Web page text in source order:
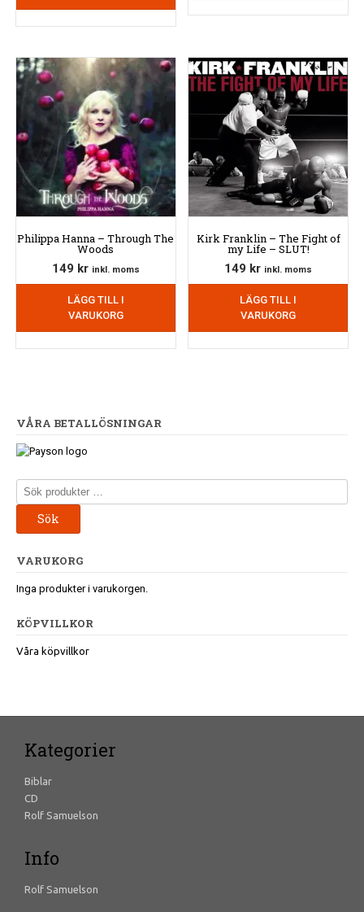
Philippa Hanna – Through The
Woods
149 kr inkl. moms
LÄGG TILL I
VARUKORG
Kirk Franklin – The Fight of
my Life – SLUT!
149 kr inkl. moms
LÄGG TILL I
VARUKORG
VÅRA BETALLÖSNINGAR
Sök
efter:
Sök
VARUKORG
Inga produkter i varukorgen.
KÖPVILLKOR
Våra köpvillkor
Kategorier
Biblar
CD
Rolf Samuelson
Info
Rolf Samuelson